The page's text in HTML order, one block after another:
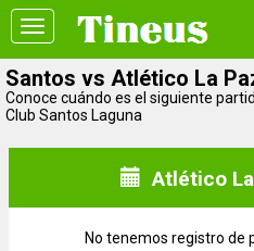
Toggle
navigation
Santos vs Atlético La
Conoce cuándo es el siguiente
Club Santos Laguna
Atlético
No tenemos registro de